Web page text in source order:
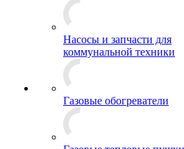
Насосы и запчасти для
коммунальной техники
Газовые обогреватели